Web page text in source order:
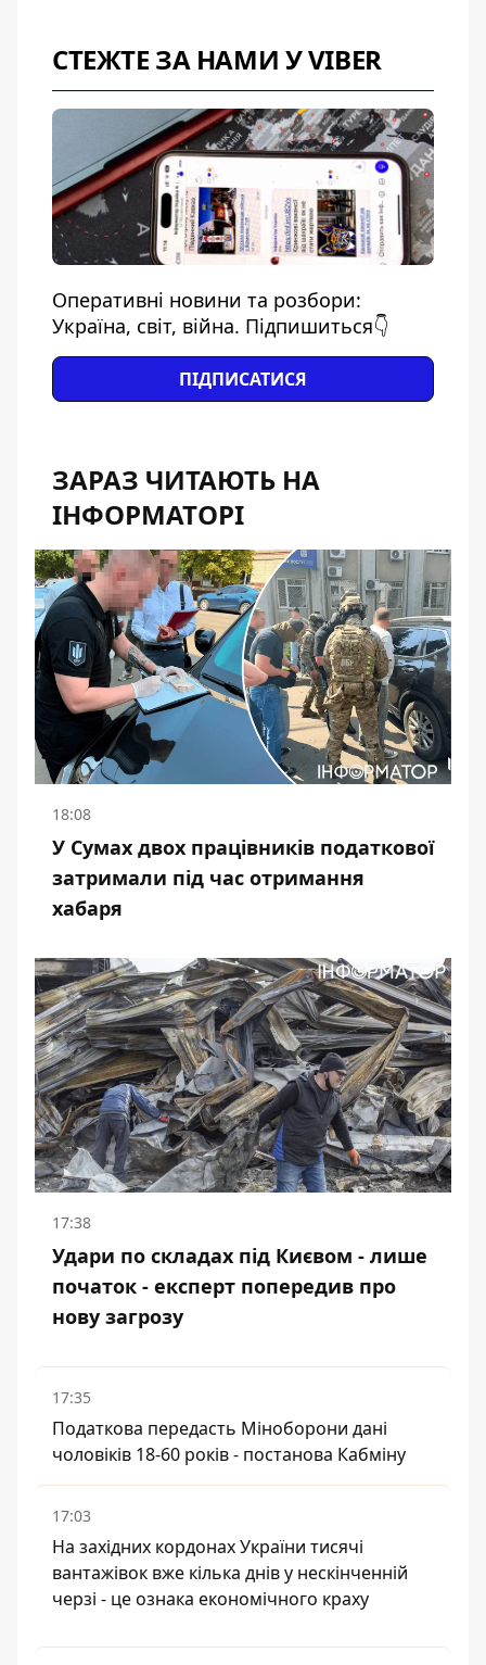
СТЕЖТЕ ЗА НАМИ У VIBER
Оперативні новини та розбори:
Україна, світ, війна. Підпишиться👇
ПІДПИСАТИСЯ
ЗАРАЗ ЧИТАЮТЬ НА
ІНФОРМАТОРІ
18:08
У Сумах двох працівників податкової
затримали під час отримання
хабаря
17:38
Удари по складах під Києвом - лише
початок - експерт попередив про
нову загрозу
17:35
Податкова передасть Міноборони дані
чоловіків 18-60 років - постанова Кабміну
17:03
На західних кордонах України тисячі
вантажівок вже кілька днів у нескінченній
черзі - це ознака економічного краху